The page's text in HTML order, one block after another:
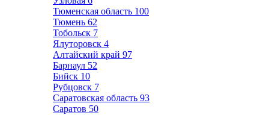
Тюменская область 100
Тюмень 62
Тобольск 7
Ялуторовск 4
Алтайский край 97
Барнаул 52
Бийск 10
Рубцовск 7
Саратовская область 93
Саратов 50